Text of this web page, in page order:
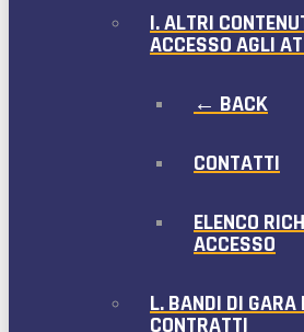
I. ALTRI
ACCESSO AGLI
← BACK
CONTATTI
ELENCO
ACCESSO
L. BANDI DI GARA
CONTRATTI